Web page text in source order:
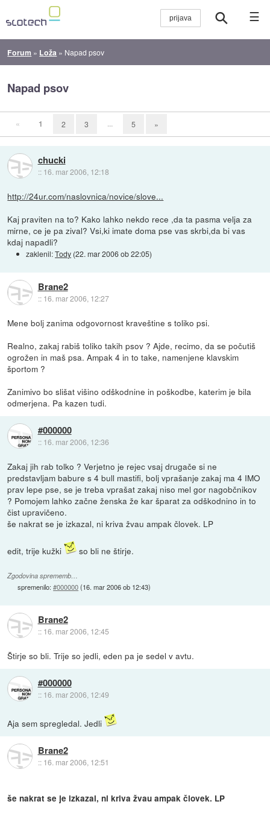
☰
Forum » Loža » Napad psov
Napad psov
« 1 2 3 ... 5 »
chucki
:: 16. mar 2006, 12:18
http://24ur.com/naslovnica/novice/slove...
Kaj praviten na to? Kako lahko nekdo rece ,da ta pasma velja za
mirne, ce je pa zival? Vsi,ki imate doma pse vas skrbi,da bi vas
kdaj napadli?
zaklenil:Tody (22. mar 2006 ob 22:05)
Brane2
:: 16. mar 2006, 12:27
Mene bolj zanima odgovornost kraveštine s toliko psi.
Realno, zakaj rabiš toliko takih psov ? Ajde, recimo, da se počutiš
ogrožen in maš psa. Ampak 4 in to take, namenjene klavskim
športom ?
Zanimivo bo slišat višino odškodnine in poškodbe, katerim je bila
odmerjena. Pa kazen tudi.
#000000
:: 16. mar 2006, 12:36
Zakaj jih rab tolko ? Verjetno je rejec vsaj drugače si ne
predstavljam babure s 4 bull mastifi, bolj vprašanje zakaj ma 4 IMO
prav lepe pse, se je treba vprašat zakaj niso mel gor nagobčnikov
? Pomojem lahko začne ženska že kar šparat za odškodnino in to
čist upravičeno.
še nakrat se je izkazal, ni kriva žvau ampak človek. LP
edit, trije kužki so bli ne štirje.
Zgodovina sprememb…
spremenilo:#000000(16. mar 2006 ob 12:43)
Brane2
:: 16. mar 2006, 12:45
Štirje so bli. Trije so jedli, eden pa je sedel v avtu.
#000000
:: 16. mar 2006, 12:49
Aja sem spregledal. Jedli
Brane2
:: 16. mar 2006, 12:51
še nakrat se je izkazal, ni kriva žvau ampak človek. LP